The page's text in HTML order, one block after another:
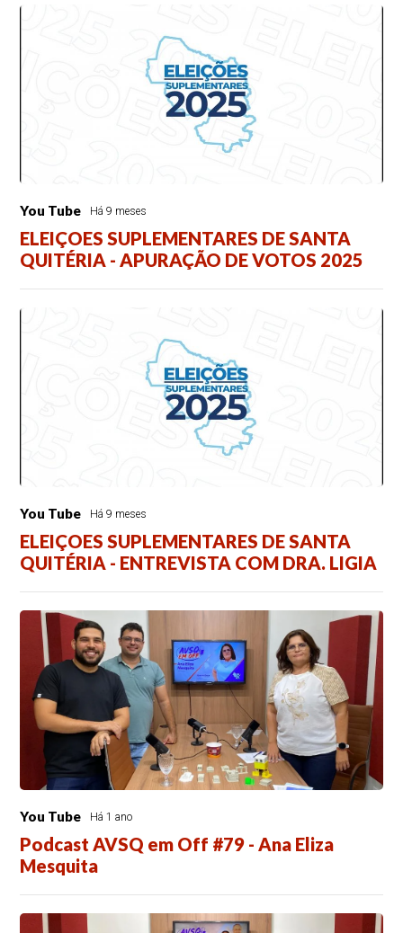
You Tube Há 9 meses
ELEIÇOES SUPLEMENTARES DE SANTA
QUITÉRIA - APURAÇÃO DE VOTOS 2025
You Tube Há 9 meses
ELEIÇOES SUPLEMENTARES DE SANTA
QUITÉRIA - ENTREVISTA COM DRA. LIGIA
You Tube Há 1 ano
Podcast AVSQ em Off #79 - Ana Eliza
Mesquita